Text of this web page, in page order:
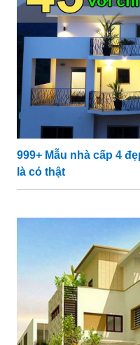
999+ Mẫu nhà cấp 4
là có thật